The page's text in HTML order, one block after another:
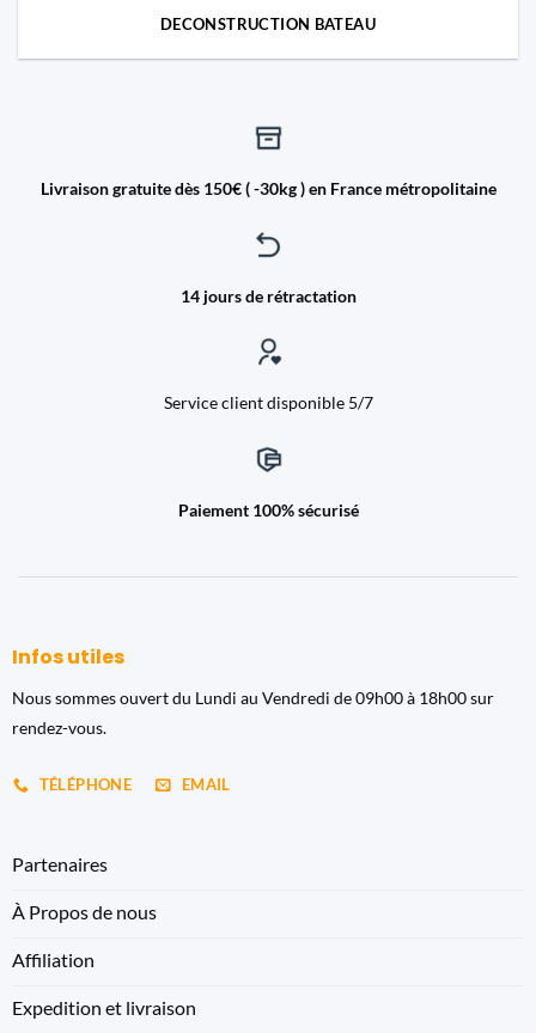
DECONSTRUCTION BATEAU
Livraison gratuite dès 150€ ( -30kg ) en France métropolitaine
14 jours de rétractation
Service client disponible 5/7
Paiement 100% sécurisé
Infos utiles
Nous sommes ouvert du Lundi au Vendredi de 09h00 à 18h00 sur
rendez-vous.
TÉLÉPHONE EMAIL
Partenaires
À Propos de nous
Affiliation
Expedition et livraison